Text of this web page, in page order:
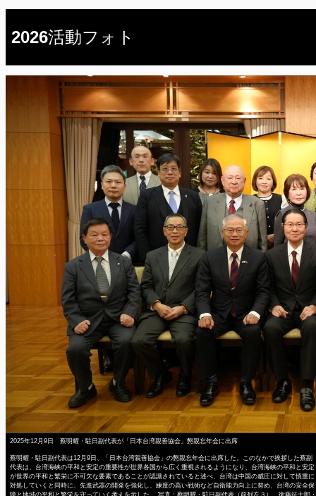
2026活動フォト
2025年12月9日 蔡明耀・駐日副代表が「日本台湾親善協会」懇親忘年会に出席
蔡明耀・駐日副代表は12月9日、「日本台湾親善協会」の懇親忘年会に出席した。このなかで挨拶した蔡副
代表は、台湾海峡の平和と安定の重要性が世界各国から広く重視されるようになり、台湾海峡の平和と安定
が世界の平和と繁栄に不可欠な要素であることが認識されていると述べ、台湾は中国の威圧に対して慎重に
対処していくと同時に、先進武器の開発を強化し、練度の高い戦術など自衛能力向上に努め、台湾の安全保
障と地域の平和と繁栄を守っていく考えを示した。 写真：蔡明耀・駐日副代表（前列左３）、衛藤征士郎・